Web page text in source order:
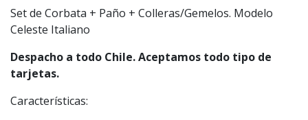
Set de Corbata + Paño + Colleras/Gemelos. Modelo
Celeste Italiano
Despacho a todo Chile. Aceptamos todo tipo de
tarjetas.
Características: